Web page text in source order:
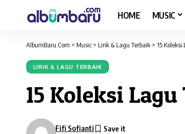
HOME MUSIC
AlbumBaru.Com > Music > Lirik & Lagu Terbaik > 15
LIRIK & LAGU TERBAIK
15 Koleksi
Fifi Sofianti